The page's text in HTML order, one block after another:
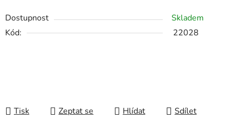
Dostupnost
Skladem
Kód:
22028
Tisk Zeptat se Hlídat Sdílet